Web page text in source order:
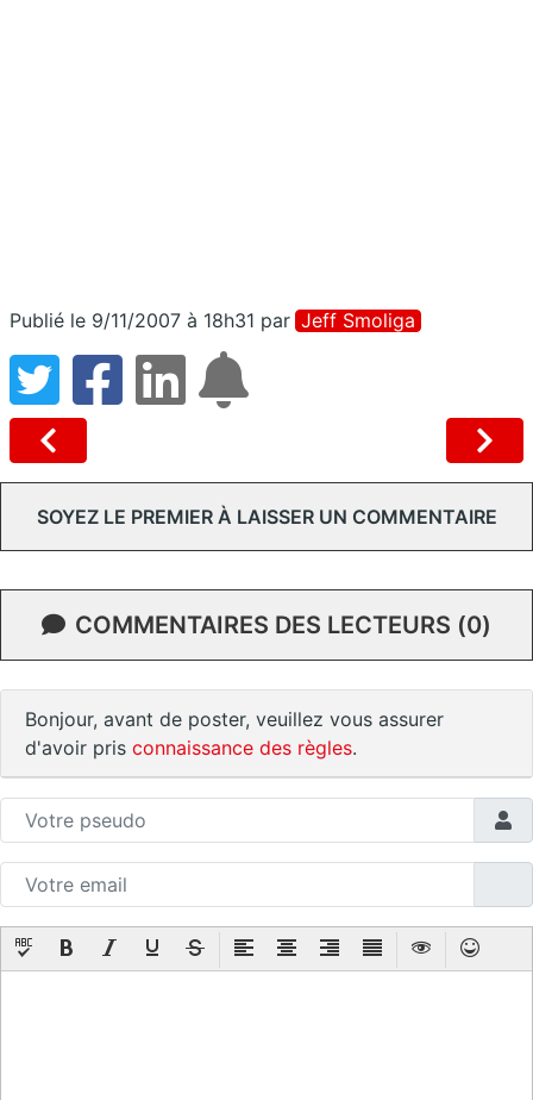
Publié le 9/11/2007 à 18h31 par Jeff Smoliga
SOYEZ LE PREMIER À LAISSER UN COMMENTAIRE
COMMENTAIRES DES LECTEURS (0)
Bonjour, avant de poster, veuillez vous assurer
d'avoir pris connaissance des règles.